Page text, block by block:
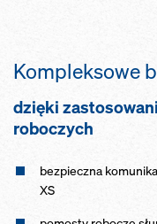
Kompleksowe
dzięki
roboczych
bezpieczna
XS